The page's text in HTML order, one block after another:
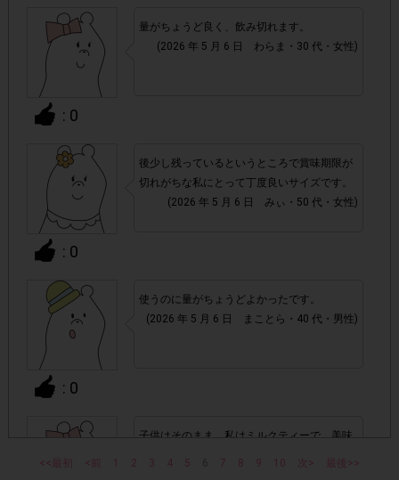
ます。
▼ポイント付与対象外
チェックポイントの条件を満たしていない場合
・1つのアンケートにつき、お1人様あたり複数回の参加が
確認された場合。
株式会社エクスクリエが運営する、レシートを活用したサ
ービスのモニター回答は、
・レシート画像に
「チェーン名」「店舗名」「電話番
号」「購入日時」「対象商品名」「購入個数」「価格」
の全てが記載されていない場合
画像は、1つのアンケートにつき必ず1枚でお送りくだ
さい。
: 0
量がちょうど良く、飲み切れます。
(2026 年 5 月 6 日 わらま・30 代・女性)
: 0
後少し残っているというところで賞味期限が
切れがちな私にとって丁度良いサイズです。
(2026 年 5 月 6 日 みぃ・50 代・女性)
: 0
使うのに量がちょうどよかったです。
(2026 年 5 月 6 日 まことら・40 代・男性)
子供はそのまま、私はミルクティーで、美味
<<最初 <前 1 2 3 4 5 7 8 9 10 次> 最後>>